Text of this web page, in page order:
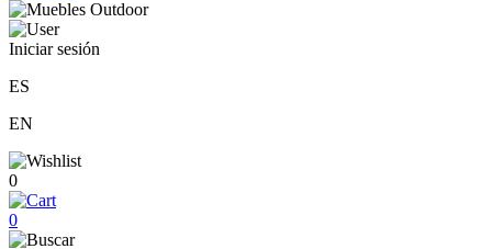
Iniciar sesión
ES
EN
0
0